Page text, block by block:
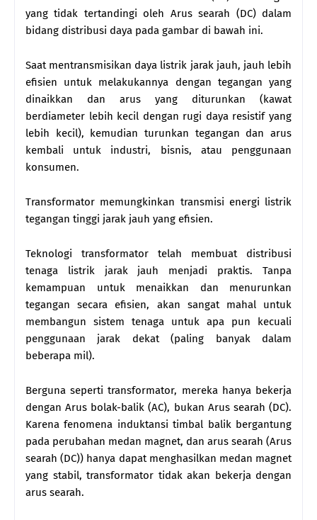
yang tidak tertandingi oleh Arus searah (DC) dalam
bidang distribusi daya pada gambar di bawah ini.
Saat mentransmisikan daya listrik jarak jauh, jauh lebih
efisien untuk melakukannya dengan tegangan yang
dinaikkan dan arus yang diturunkan (kawat
berdiameter lebih kecil dengan rugi daya resistif yang
lebih kecil), kemudian turunkan tegangan dan arus
kembali untuk industri, bisnis, atau penggunaan
konsumen.
Transformator memungkinkan transmisi energi listrik
tegangan tinggi jarak jauh yang efisien.
Teknologi transformator telah membuat distribusi
tenaga listrik jarak jauh menjadi praktis. Tanpa
kemampuan untuk menaikkan dan menurunkan
tegangan secara efisien, akan sangat mahal untuk
membangun sistem tenaga untuk apa pun kecuali
penggunaan jarak dekat (paling banyak dalam
beberapa mil).
Berguna seperti transformator, mereka hanya bekerja
dengan Arus bolak-balik (AC), bukan Arus searah (DC).
Karena fenomena induktansi timbal balik bergantung
pada perubahan medan magnet, dan arus searah (Arus
searah (DC)) hanya dapat menghasilkan medan magnet
yang stabil, transformator tidak akan bekerja dengan
arus searah.